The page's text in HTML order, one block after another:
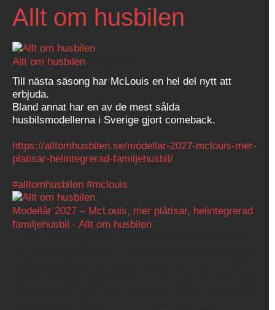
Allt om husbilen
Allt om husbilen
Till nästa säsong har McLouis en hel del nytt att
erbjuda.
Bland annat har en av de mest sålda
husbilsmodellerna i Sverige gjort comeback.
https://alltomhusbilen.se/modellar-2027-mclouis-mer-
platisar-helintegrerad-familjehusbil/
#alltomhusbilen #mclouis
Modellår 2027 – McLouis, mer plåtisar, helintegrerad
familjehusbil - Allt om husbilen